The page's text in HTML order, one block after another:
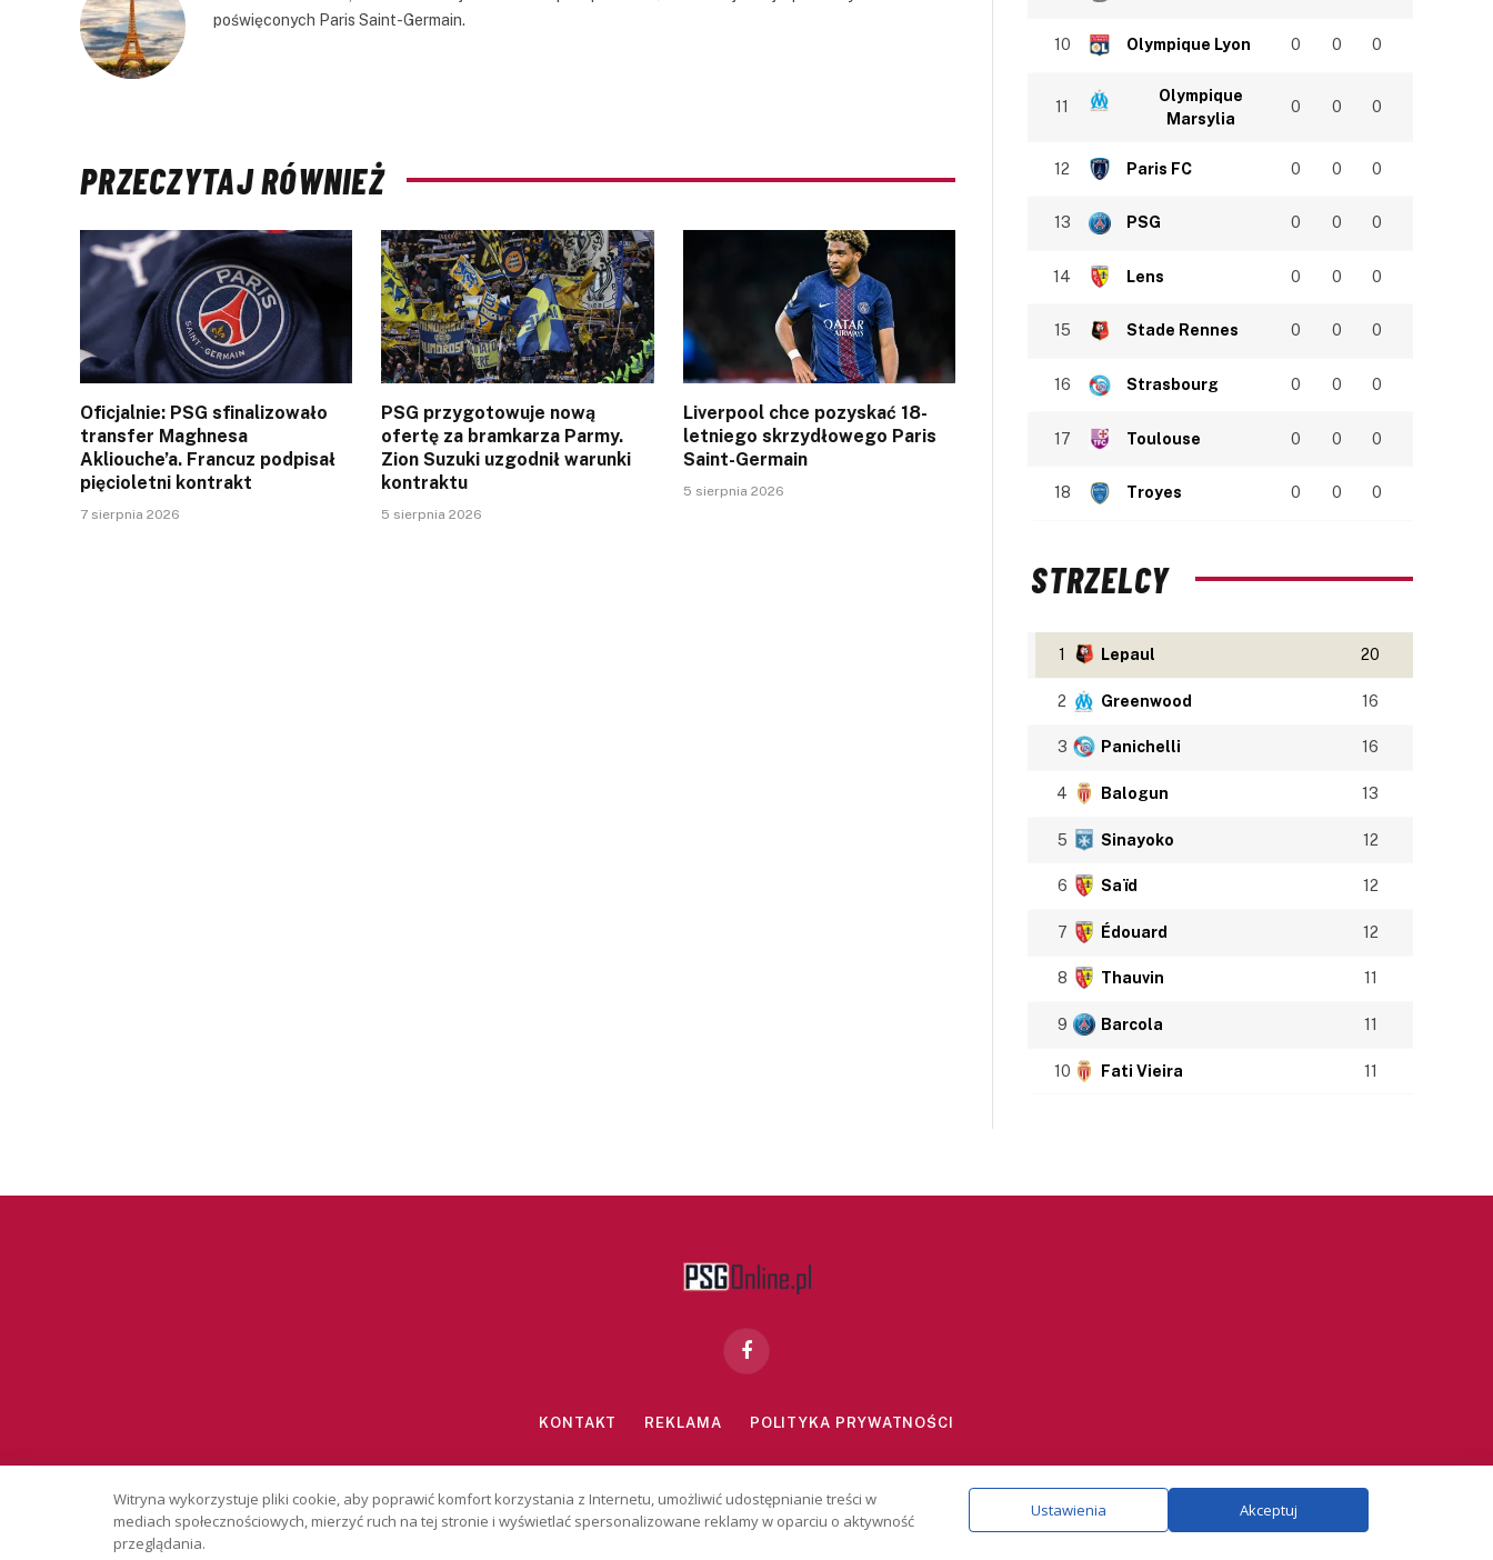
poświęconych Paris Saint-Germain.
PRZECZYTAJ RÓWNIEŻ
Oficjalnie: PSG sfinalizowało
transfer Maghnesa
Akliouche’a. Francuz podpisał
pięcioletni kontrakt
7 sierpnia 2026
PSG przygotowuje nową
ofertę za bramkarza Parmy.
Zion Suzuki uzgodnił warunki
kontraktu
5 sierpnia 2026
Liverpool chce pozyskać 18-
letniego skrzydłowego Paris
Saint-Germain
5 sierpnia 2026
10 Olympique Lyon 0 0 0
11
Olympique
Marsylia
0 0 0
12 Paris FC 0 0 0
13 PSG 0 0 0
14 Lens 0 0 0
15 Stade Rennes 0 0 0
16 Strasbourg 0 0 0
17 Toulouse 0 0 0
18 Troyes 0 0 0
STRZELCY
1 Lepaul 20
2 Greenwood 16
3 Panichelli 16
4 Balogun 13
5 Sinayoko 12
6 Saïd 12
7 Édouard 12
8 Thauvin 11
9 Barcola 11
10 Fati Vieira 11
Facebook
KONTAKT REKLAMA POLITYKA PRYWATNOŚCI
Copyright © 2026 PSGonline.pl
Witryna wykorzystuje pliki cookie, aby poprawić komfort korzystania z Internetu, umożliwić udostępnianie treści w
mediach społecznościowych, mierzyć ruch na tej stronie i wyświetlać spersonalizowane reklamy w oparciu o aktywność
przeglądania.
Ustawienia Akceptuj